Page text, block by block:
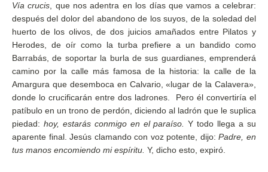
Vía crucis , que nos adentra en los días que vamos a celebrar:
después del dolor del abandono de los suyos, de la soledad del
huerto de los olivos, de dos juicios amañados entre Pilatos y
Herodes, de oír como la turba prefiere a un bandido como
Barrabás, de soportar la burla de sus guardianes, emprenderá
camino por la calle más famosa de la historia: la calle de la
Amargura que desemboca en Calvario, «lugar de la Calavera»,
donde lo crucificarán entre dos ladrones. Pero él convertiría el
patíbulo en un trono de perdón, diciendo al ladrón que le suplica
piedad: hoy, estarás conmigo en el paraíso.
Y todo llega a su
aparente final. Jesús clamando con voz potente, dijo: Padre, en
tus manos encomiendo mi espíritu. Y, dicho esto, expiró.